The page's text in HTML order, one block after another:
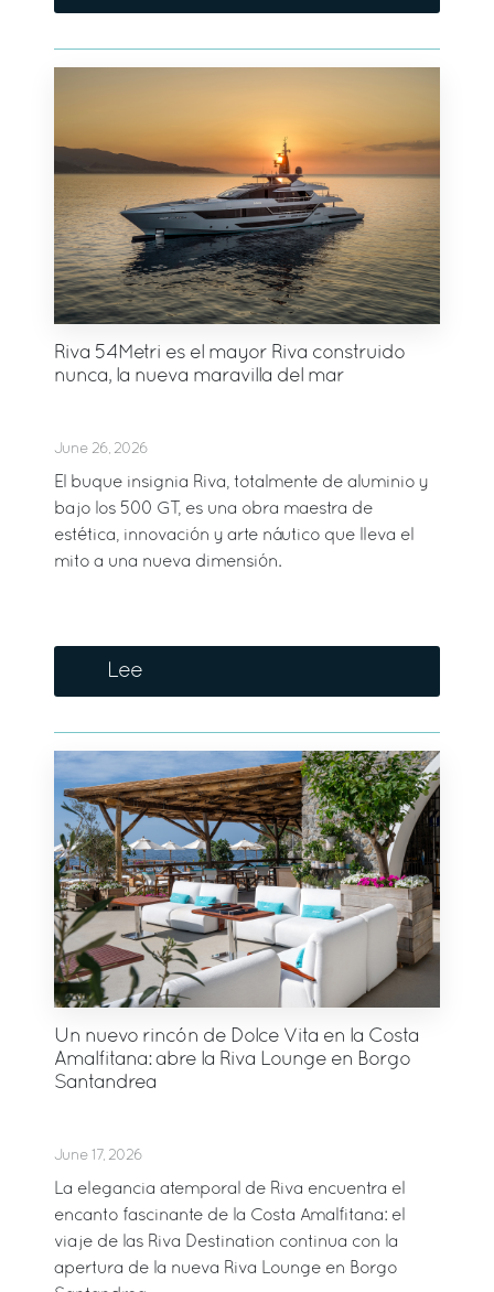
Riva 54Metri es el mayor Riva construido
nunca, la nueva maravilla del mar
June 26, 2026
El buque insignia Riva, totalmente de aluminio y
bajo los 500 GT, es una obra maestra de
estética, innovación y arte náutico que lleva el
mito a una nueva dimensión.
Lee
Un nuevo rincón de Dolce Vita en la Costa
Amalfitana: abre la Riva Lounge en Borgo
Santandrea
June 17, 2026
La elegancia atemporal de Riva encuentra el
encanto fascinante de la Costa Amalfitana: el
viaje de las Riva Destination continua con la
apertura de la nueva Riva Lounge en Borgo